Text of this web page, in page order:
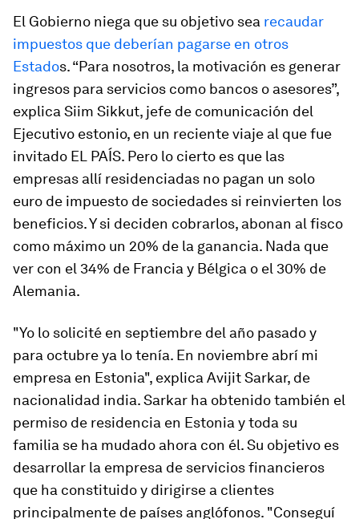
El Gobierno niega que su objetivo sea recaudar
impuestos que deberían pagarse en otros
Estados. “Para nosotros, la motivación es generar
ingresos para servicios como bancos o asesores”,
explica Siim Sikkut, jefe de comunicación del
Ejecutivo estonio, en un reciente viaje al que fue
invitado EL PAÍS. Pero lo cierto es que las
empresas allí residenciadas no pagan un solo
euro de impuesto de sociedades si reinvierten los
beneficios. Y si deciden cobrarlos, abonan al fisco
como máximo un 20% de la ganancia. Nada que
ver con el 34% de Francia y Bélgica o el 30% de
Alemania.
"Yo lo solicité en septiembre del año pasado y
para octubre ya lo tenía. En noviembre abrí mi
empresa en Estonia", explica Avijit Sarkar, de
nacionalidad india. Sarkar ha obtenido también el
permiso de residencia en Estonia y toda su
familia se ha mudado ahora con él. Su objetivo es
desarrollar la empresa de servicios financieros
que ha constituido y dirigirse a clientes
principalmente de países anglófonos. "Conseguí